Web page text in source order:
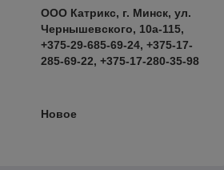
ООО Катрикс, г. Минск, ул.
Чернышевского, 10а-115,
+375-29-685-69-24, +375-17-
285-69-22, +375-17-280-35-98
Новое